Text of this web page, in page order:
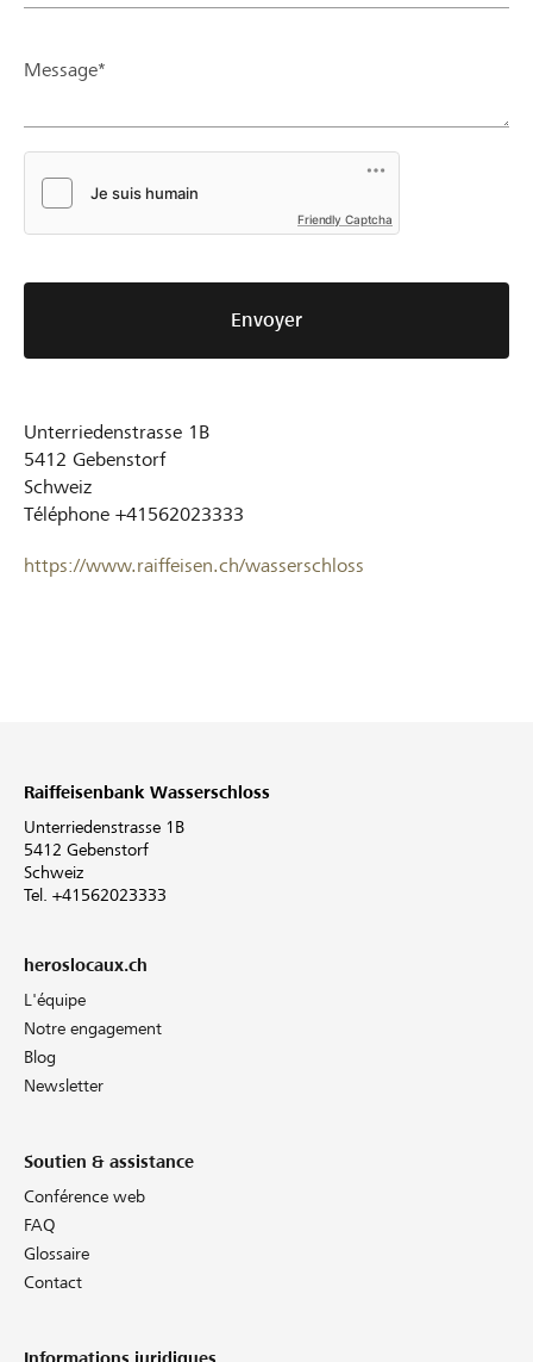
Message*
Friendly Captcha
Envoyer
Unterriedenstrasse 1B
5412 Gebenstorf
Schweiz
Téléphone +41562023333
https://www.raiffeisen.ch/wasserschloss
Raiffeisenbank Wasserschloss
Unterriedenstrasse 1B
5412 Gebenstorf
Schweiz
Tel. +41562023333
heroslocaux.ch
L'équipe
Notre engagement
Blog
Newsletter
Soutien & assistance
Conférence web
FAQ
Glossaire
Contact
Informations juridiques